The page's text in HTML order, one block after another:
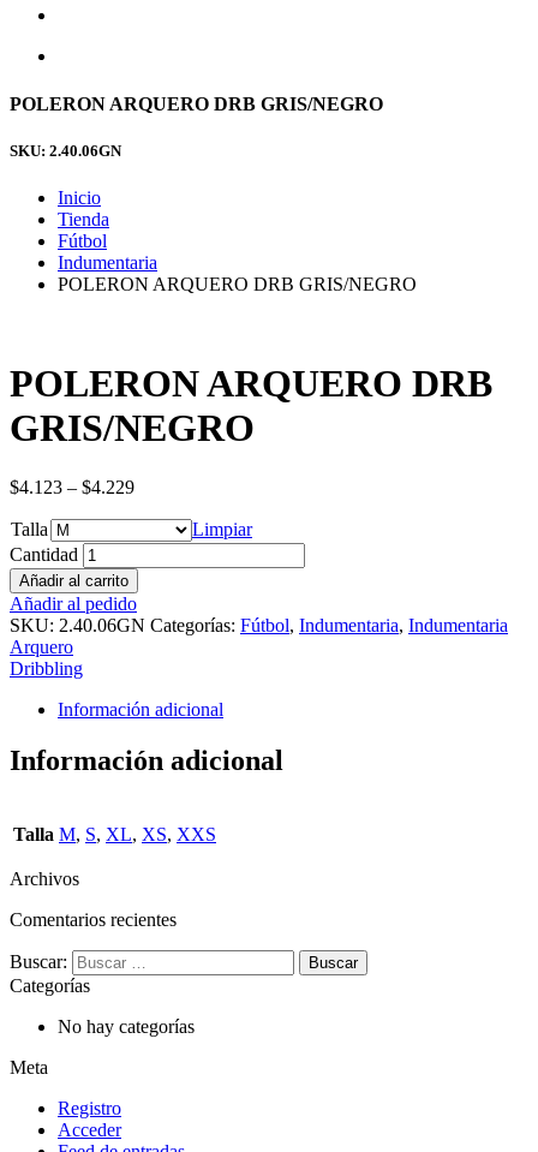
POLERON ARQUERO DRB GRIS/NEGRO
SKU: 2.40.06GN
Inicio
Tienda
Fútbol
Indumentaria
POLERON ARQUERO DRB GRIS/NEGRO
POLERON ARQUERO DRB
GRIS/NEGRO
$4.123 – $4.229
Talla
Limpiar
Cantidad
Añadir al carrito
Añadir al pedido
SKU: 2.40.06GN Categorías: Fútbol, Indumentaria, Indumentaria
Arquero
Dribbling
Información adicional
Información adicional
Talla M, S, XL, XS, XXS
Archivos
Comentarios recientes
Buscar:
Categorías
No hay categorías
Meta
Registro
Acceder